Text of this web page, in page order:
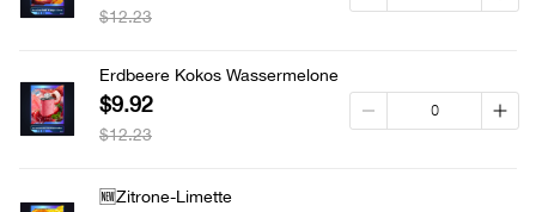
$12.23
Erdbeere Kokos Wassermelone
$9.92
$12.23
🆕Zitrone-Limette